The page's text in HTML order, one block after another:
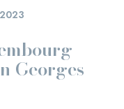
Georges